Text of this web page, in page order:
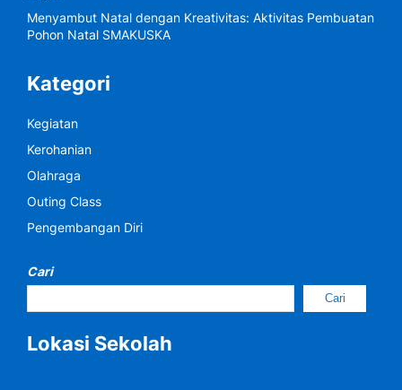
Menyambut Natal dengan Kreativitas: Aktivitas Pembuatan
Pohon Natal SMAKUSKA
Kategori
Kegiatan
Kerohanian
Olahraga
Outing Class
Pengembangan Diri
Cari
Cari
Lokasi Sekolah